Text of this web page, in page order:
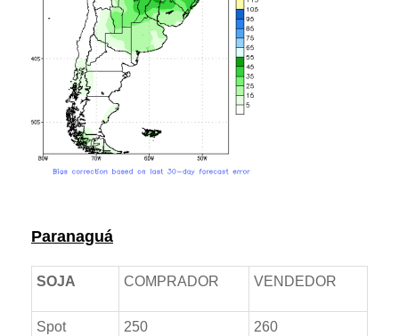
Paranaguá
SOJA COMPRADOR VENDEDOR
Spot 250 260